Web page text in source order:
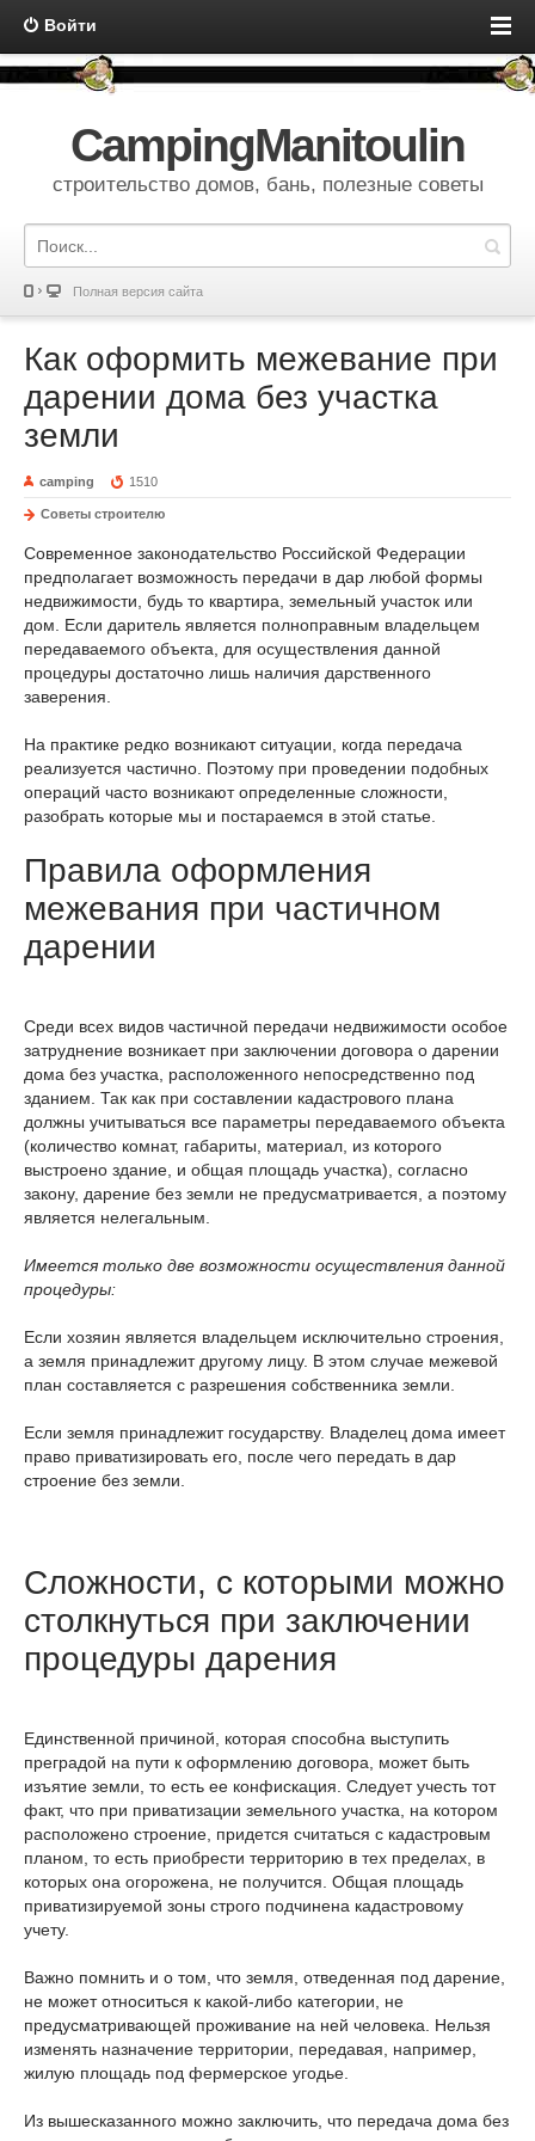
Войти
CampingManitoulin
строительство домов, бань, полезные советы
Полная версия сайта
Как оформить межевание при
дарении дома без участка
земли
camping 1510
Советы строителю
Современное законодательство Российской Федерации
предполагает возможность передачи в дар любой формы
недвижимости, будь то квартира, земельный участок или
дом. Если даритель является полноправным владельцем
передаваемого объекта, для осуществления данной
процедуры достаточно лишь наличия дарственного
заверения.
На практике редко возникают ситуации, когда передача
реализуется частично. Поэтому при проведении подобных
операций часто возникают определенные сложности,
разобрать которые мы и постараемся в этой статье.
Правила оформления
межевания при частичном
дарении
Среди всех видов частичной передачи недвижимости особое
затруднение возникает при заключении договора о дарении
дома без участка, расположенного непосредственно под
зданием. Так как при составлении кадастрового плана
должны учитываться все параметры передаваемого объекта
(количество комнат, габариты, материал, из которого
выстроено здание, и общая площадь участка), согласно
закону, дарение без земли не предусматривается, а поэтому
является нелегальным.
Имеется только две возможности осуществления данной
процедуры:
Если хозяин является владельцем исключительно строения,
а земля принадлежит другому лицу. В этом случае межевой
план составляется с разрешения собственника земли.
Если земля принадлежит государству. Владелец дома имеет
право приватизировать его, после чего передать в дар
строение без земли.
Сложности, с которыми можно
столкнуться при заключении
процедуры дарения
Единственной причиной, которая способна выступить
преградой на пути к оформлению договора, может быть
изъятие земли, то есть ее конфискация. Следует учесть тот
факт, что при приватизации земельного участка, на котором
расположено строение, придется считаться с кадастровым
планом, то есть приобрести территорию в тех пределах, в
которых она огорожена, не получится. Общая площадь
приватизируемой зоны строго подчинена кадастровому
учету.
Важно помнить и о том, что земля, отведенная под дарение,
не может относиться к какой-либо категории, не
предусматривающей проживание на ней человека. Нельзя
изменять назначение территории, передавая, например,
жилую площадь под фермерское угодье.
Из вышесказанного можно заключить, что передача дома без